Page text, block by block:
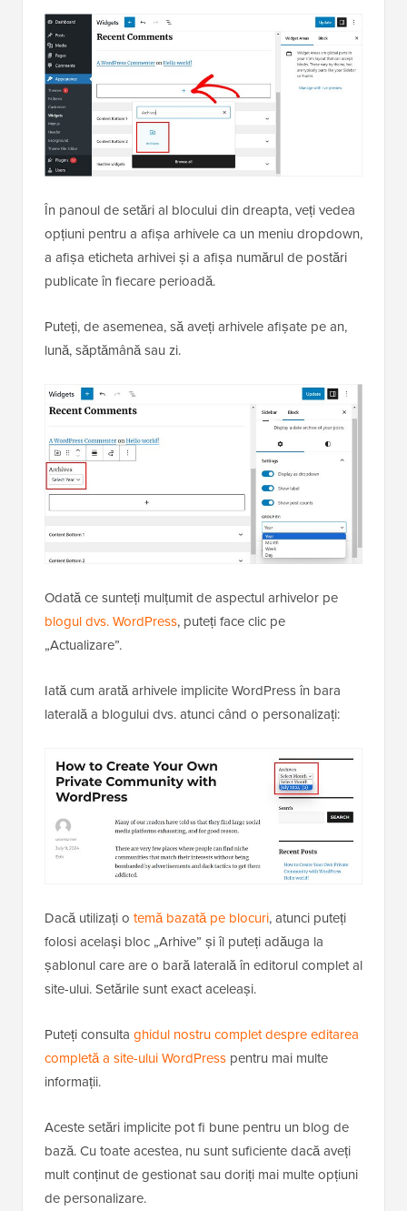
În panoul de setări al blocului din dreapta, veți vedea
opțiuni pentru a afișa arhivele ca un meniu dropdown,
a afișa eticheta arhivei și a afișa numărul de postări
publicate în fiecare perioadă.
Puteți, de asemenea, să aveți arhivele afișate pe an,
lună, săptămână sau zi.
Odată ce sunteți mulțumit de aspectul arhivelor pe
blogul dvs. WordPress, puteți face clic pe
„Actualizare”.
Iată cum arată arhivele implicite WordPress în bara
laterală a blogului dvs. atunci când o personalizați:
Dacă utilizați o temă bazată pe blocuri, atunci puteți
folosi același bloc „Arhive” și îl puteți adăuga la
șablonul care are o bară laterală în editorul complet al
site-ului. Setările sunt exact aceleași.
Puteți consulta ghidul nostru complet despre editarea
completă a site-ului WordPress pentru mai multe
informații.
Aceste setări implicite pot fi bune pentru un blog de
bază. Cu toate acestea, nu sunt suficiente dacă aveți
mult conținut de gestionat sau doriți mai multe opțiuni
de personalizare.